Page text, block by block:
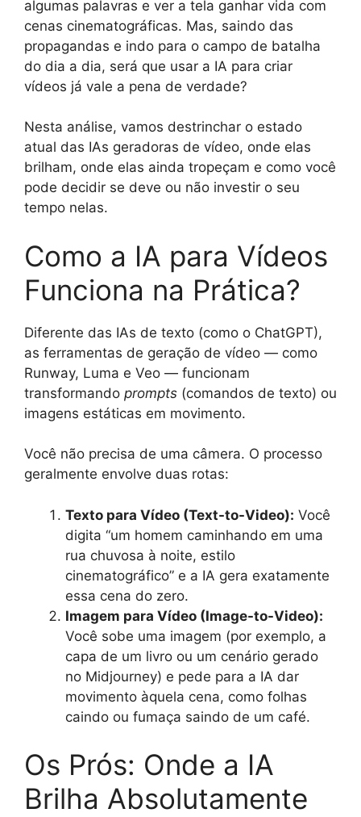
algumas palavras e ver a tela ganhar vida com
cenas cinematográficas. Mas, saindo das
propagandas e indo para o campo de batalha
do dia a dia, será que usar a IA para criar
vídeos já vale a pena de verdade?
Nesta análise, vamos destrinchar o estado
atual das IAs geradoras de vídeo, onde elas
brilham, onde elas ainda tropeçam e como você
pode decidir se deve ou não investir o seu
tempo nelas.
Como a IA para Vídeos
Funciona na Prática?
Diferente das IAs de texto (como o ChatGPT),
as ferramentas de geração de vídeo — como
Runway, Luma e Veo — funcionam
transformando prompts (comandos de texto) ou
imagens estáticas em movimento.
Você não precisa de uma câmera. O processo
geralmente envolve duas rotas:
Texto para Vídeo (Text-to-Video): Você
digita “um homem caminhando em uma
rua chuvosa à noite, estilo
cinematográfico” e a IA gera exatamente
essa cena do zero.
Imagem para Vídeo (Image-to-Video):
Você sobe uma imagem (por exemplo, a
capa de um livro ou um cenário gerado
no Midjourney) e pede para a IA dar
movimento àquela cena, como folhas
caindo ou fumaça saindo de um café.
Os Prós: Onde a IA
Brilha Absolutamente